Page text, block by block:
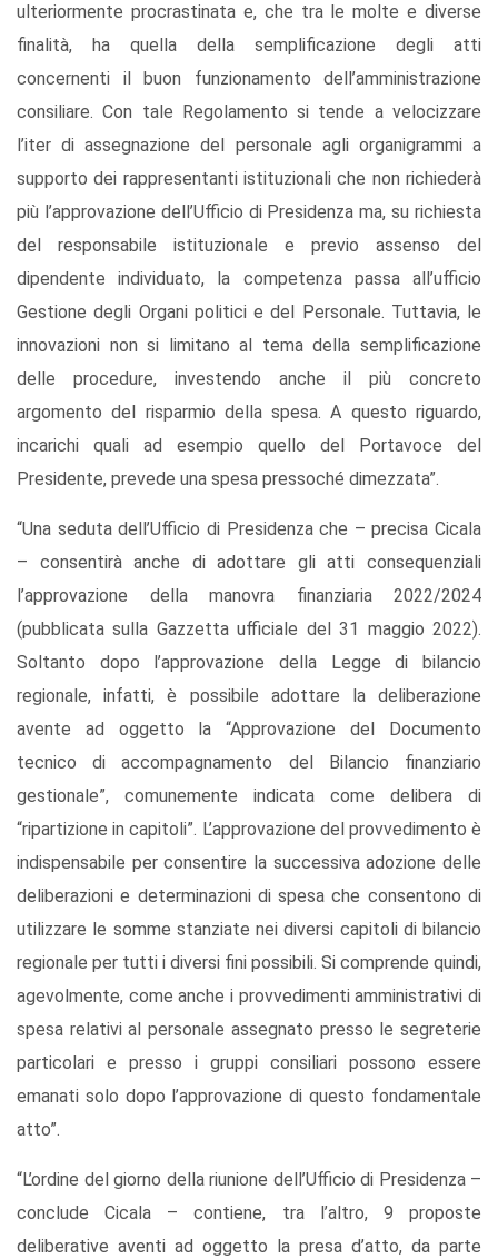
ulteriormente procrastinata e, che tra le molte e diverse
finalità, ha quella della semplificazione degli atti
concernenti il buon funzionamento dell’amministrazione
consiliare. Con tale Regolamento si tende a velocizzare
l’iter di assegnazione del personale agli organigrammi a
supporto dei rappresentanti istituzionali che non richiederà
più l’approvazione dell’Ufficio di Presidenza ma, su richiesta
del responsabile istituzionale e previo assenso del
dipendente individuato, la competenza passa all’ufficio
Gestione degli Organi politici e del Personale. Tuttavia, le
innovazioni non si limitano al tema della semplificazione
delle procedure, investendo anche il più concreto
argomento del risparmio della spesa. A questo riguardo,
incarichi quali ad esempio quello del Portavoce del
Presidente, prevede una spesa pressoché dimezzata”.
“Una seduta dell’Ufficio di Presidenza che – precisa Cicala
– consentirà anche di adottare gli atti consequenziali
l’approvazione della manovra finanziaria 2022/2024
(pubblicata sulla Gazzetta ufficiale del 31 maggio 2022).
Soltanto dopo l’approvazione della Legge di bilancio
regionale, infatti, è possibile adottare la deliberazione
avente ad oggetto la “Approvazione del Documento
tecnico di accompagnamento del Bilancio finanziario
gestionale”, comunemente indicata come delibera di
“ripartizione in capitoli”. L’approvazione del provvedimento è
indispensabile per consentire la successiva adozione delle
deliberazioni e determinazioni di spesa che consentono di
utilizzare le somme stanziate nei diversi capitoli di bilancio
regionale per tutti i diversi fini possibili. Si comprende quindi,
agevolmente, come anche i provvedimenti amministrativi di
spesa relativi al personale assegnato presso le segreterie
particolari e presso i gruppi consiliari possono essere
emanati solo dopo l’approvazione di questo fondamentale
atto”.
“L’ordine del giorno della riunione dell’Ufficio di Presidenza –
conclude Cicala – contiene, tra l’altro, 9 proposte
deliberative aventi ad oggetto la presa d’atto, da parte